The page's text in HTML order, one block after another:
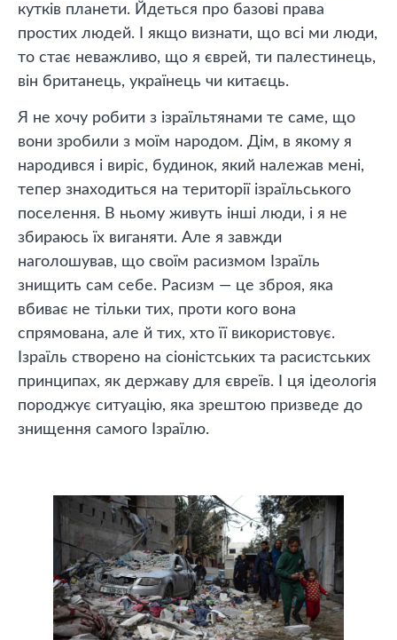
кутків планети. Йдеться про базові права
простих людей. І якщо визнати, що всі ми люди,
то стає неважливо, що я єврей, ти палестинець,
він британець, українець чи китаєць.
Я не хочу робити з ізраїльтянами те саме, що
вони зробили з моїм народом. Дім, в якому я
народився і виріс, будинок, який належав мені,
тепер знаходиться на території ізраїльського
поселення. В ньому живуть інші люди, і я не
збираюсь їх виганяти. Але я завжди
наголошував, що своїм расизмом Ізраїль
знищить сам себе. Расизм — це зброя, яка
вбиває не тільки тих, проти кого вона
спрямована, але й тих, хто її використовує.
Ізраїль створено на сіоністських та расистських
принципах, як державу для євреїв. І ця ідеологія
породжує ситуацію, яка зрештою призведе до
знищення самого Ізраїлю.